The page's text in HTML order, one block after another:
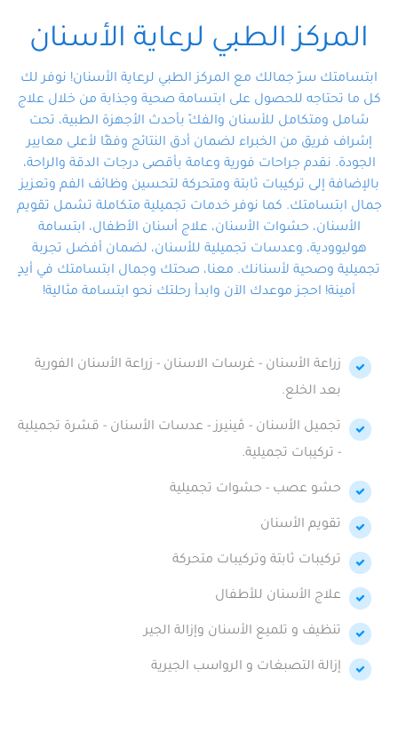
وتضمن لك حلاً شاملًا لجميع
المتخصص ذوي الخبرة، ستجد نفسك
في أيد أمينة تلبي احتياجاتك بكل
احترافية ودقة.
المركز الطبي لرعاية الأسنان
ابتسامتك سرّ جمالك مع المركز الطبي لرعاية الأسنان! نوفر لك
كل ما تحتاجه للحصول على ابتسامة صحية وجذابة من خلال علاج
شامل ومتكامل للأسنان والفكّ بأحدث الأجهزة الطبية، تحت
إشراف فريق من الخبراء لضمان أدق النتائج وفقًا لأعلى معايير
الجودة. نقدم جراحات فورية وعامة بأقصى درجات الدقة والراحة،
بالإضافة إلى تركيبات ثابتة ومتحركة لتحسين وظائف الفم وتعزيز
جمال ابتسامتك. كما نوفر خدمات تجميلية متكاملة تشمل تقويم
الأسنان، حشوات الأسنان، علاج أسنان الأطفال، ابتسامة
هوليوودية، وعدسات تجميلية للأسنان، لضمان أفضل تجربة
تجميلية وصحية لأسنانك. معنا، صحتك وجمال ابتسامتك في أيدٍ
أمينة! احجز موعدك الآن وابدأ رحلتك نحو ابتسامة مثالية!
زراعة الأسنان - غرسات الاسنان - زراعة الأسنان الفورية
بعد الخلع.
تجميل الأسنان - ڤينيرز - عدسات الأسنان - قشرة تجميلية
- تركيبات تجميلية.
حشو عصب - حشوات تجميلية
تقويم الأسنان
تركيبات ثابتة وتركيبات متحركة
علاج الأسنان للأطفال
تنظيف و تلميع الأسنان وإزالة الجير
إزالة التصبغات و الرواسب الجيرية